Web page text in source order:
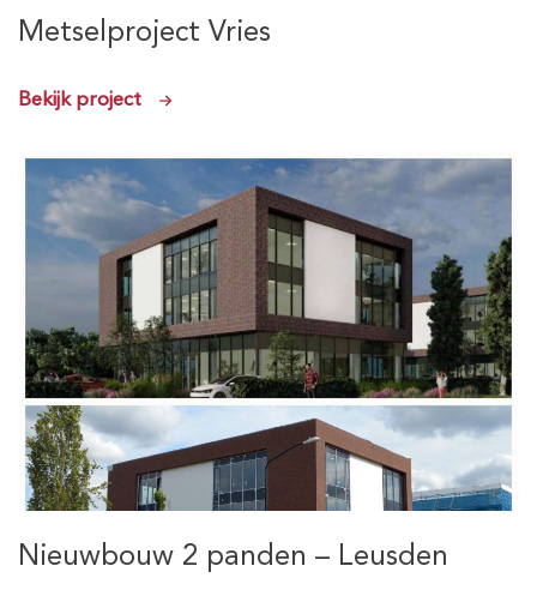
Metselproject Vries
Bekijk project
Nieuwbouw 2 panden – Leusden